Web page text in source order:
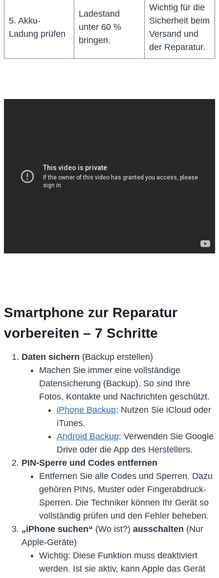
5. Akku-
Ladung prüfen
Ladestand
unter 60 %
bringen.
Wichtig für die
Sicherheit beim
Versand und
der Reparatur.
Smartphone zur Reparatur
vorbereiten – 7 Schritte
Daten sichern (Backup erstellen)
Machen Sie immer eine vollständige
Datensicherung (Backup). So sind Ihre
Fotos, Kontakte und Nachrichten geschützt.
iPhone Backup: Nutzen Sie iCloud oder
iTunes.
Android Backup: Verwenden Sie Google
Drive oder die App des Herstellers.
PIN-Sperre und Codes entfernen
Entfernen Sie alle Codes und Sperren. Dazu
gehören PINs, Muster oder Fingerabdruck-
Sperren. Die Techniker können Ihr Gerät so
vollständig prüfen und den Fehler beheben.
„iPhone suchen“ (Wo ist?) ausschalten (Nur
Apple-Geräte)
Wichtig: Diese Funktion muss deaktiviert
werden. Ist sie aktiv, kann Apple das Gerät